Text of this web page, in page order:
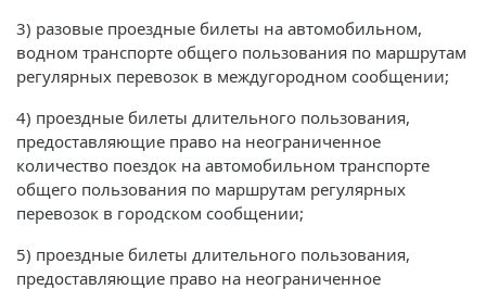
3) разовые проездные билеты на автомобильном,
водном транспорте общего пользования по маршрутам
регулярных перевозок в междугородном сообщении;
4) проездные билеты длительного пользования,
предоставляющие право на неограниченное
количество поездок на автомобильном транспорте
общего пользования по маршрутам регулярных
перевозок в городском сообщении;
5) проездные билеты длительного пользования,
предоставляющие право на неограниченное